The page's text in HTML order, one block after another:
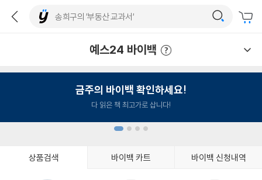
예스24 바이백
금주의 바이백 확인하세요!
다 읽은 책 최고가로 삽니다!
상품검색 바이백 카트 바이백 신청내역